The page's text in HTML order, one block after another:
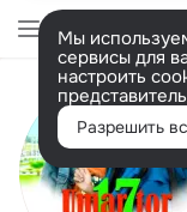
Мы
сервисы для
настроить
Разрешить